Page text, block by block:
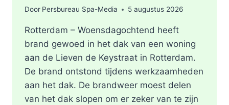
Door Persbureau Spa-Media 5 augustus 2026
Rotterdam – Woensdagochtend heeft
brand gewoed in het dak van een woning
aan de Lieven de Keystraat in Rotterdam.
De brand ontstond tijdens werkzaamheden
aan het dak. De brandweer moest delen
van het dak slopen om er zeker van te zijn